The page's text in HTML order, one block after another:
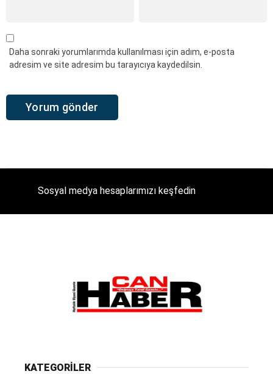
Daha sonraki yorumlarımda kullanılması için adım, e-posta
adresim ve site adresim bu tarayıcıya kaydedilsin.
Sosyal medya hesaplarımızı keşfedin
KATEGORİLER